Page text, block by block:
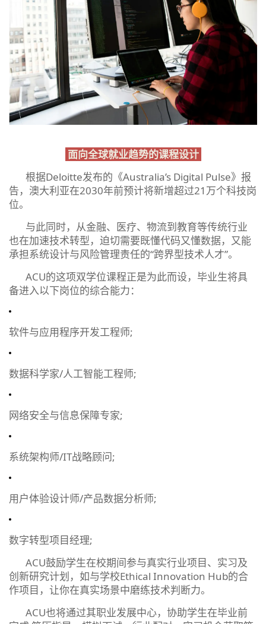
面向全球就业趋势的课程设计
根据Deloitte发布的《Australia’s Digital Pulse》报
告，澳大利亚在2030年前预计将新增超过21万个科技岗
位。
与此同时，从金融、医疗、物流到教育等传统行业
也在加速技术转型，迫切需要既懂代码又懂数据，又能
承担系统设计与风险管理责任的“跨界型技术人才”。
ACU的这项双学位课程正是为此而设，毕业生将具
备进入以下岗位的综合能力：
软件与应用程序开发工程师;
数据科学家/人工智能工程师;
网络安全与信息保障专家;
系统架构师/IT战略顾问;
用户体验设计师/产品数据分析师;
数字转型项目经理;
ACU鼓励学生在校期间参与真实行业项目、实习及
创新研究计划，如与学校Ethical Innovation Hub的合
作项目，让你在真实场景中磨练技术判断力。
ACU也将通过其职业发展中心，协助学生在毕业前